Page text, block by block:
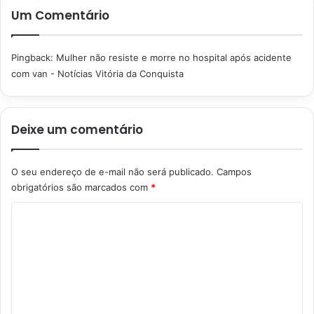
Um Comentário
Pingback: Mulher não resiste e morre no hospital após acidente
com van - Notícias Vitória da Conquista
Deixe um comentário
O seu endereço de e-mail não será publicado. Campos
obrigatórios são marcados com *